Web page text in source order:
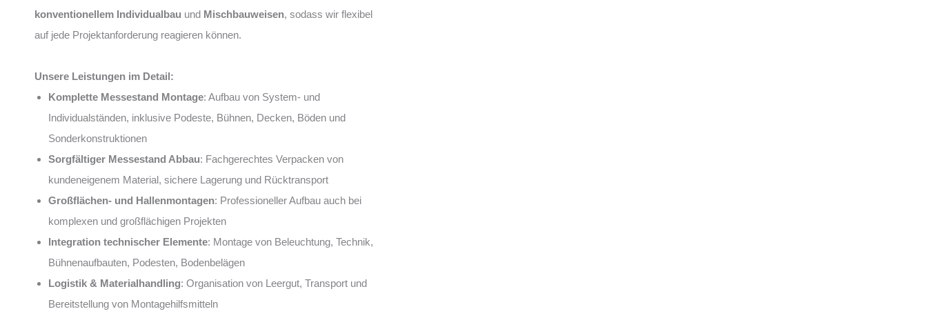
konventionellem Individualbau und Mischbauweisen, sodass wir flexibel
auf jede Projektanforderung reagieren können.
Unsere Leistungen im Detail:
Komplette Messestand Montage: Aufbau von System- und
Individualständen, inklusive Podeste, Bühnen, Decken, Böden und
Sonderkonstruktionen
Sorgfältiger Messestand Abbau: Fachgerechtes Verpacken von
kundeneigenem Material, sichere Lagerung und Rücktransport
Großflächen- und Hallenmontagen: Professioneller Aufbau auch bei
komplexen und großflächigen Projekten
Integration technischer Elemente: Montage von Beleuchtung, Technik,
Bühnenaufbauten, Podesten, Bodenbelägen
Logistik & Materialhandling: Organisation von Leergut, Transport und
Bereitstellung von Montagehilfsmitteln